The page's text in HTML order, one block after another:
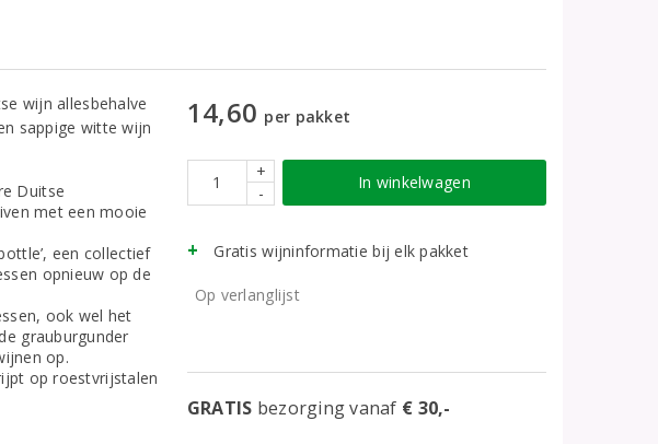
wijn allesbehalve
sappige witte wijn
Duitse
met een mooie
een collectief
opnieuw op de
ook wel het
grauburgunder
op.
op roestvrijstalen
14,60 per pakket
+
-
In winkelwagen
Gratis wijninformatie bij elk pakket
Op verlanglijst
GRATIS bezorging vanaf € 30,-